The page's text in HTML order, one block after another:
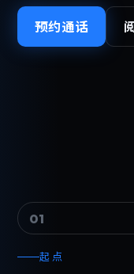
预约通话
01
起点